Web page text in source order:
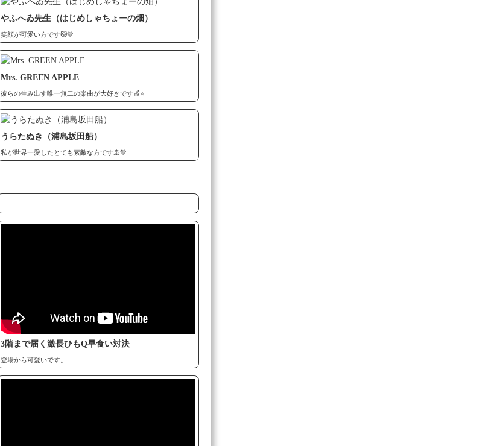
やふへゐ先生（はじめしゃちょーの畑）
笑顔が可愛い方です😽💛
Mrs. GREEN APPLE
彼らの生み出す唯一無二の楽曲が大好きです🍏⭐️
うらたぬき（浦島坂田船）
私が世界一愛したとても素敵な方です🚢💚
3階まで届く激長ひもQ早食い対決
登場から可愛いです。